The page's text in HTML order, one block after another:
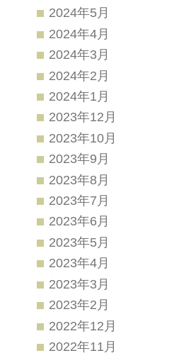
2024年5月
2024年4月
2024年3月
2024年2月
2024年1月
2023年12月
2023年10月
2023年9月
2023年8月
2023年7月
2023年6月
2023年5月
2023年4月
2023年3月
2023年2月
2022年12月
2022年11月